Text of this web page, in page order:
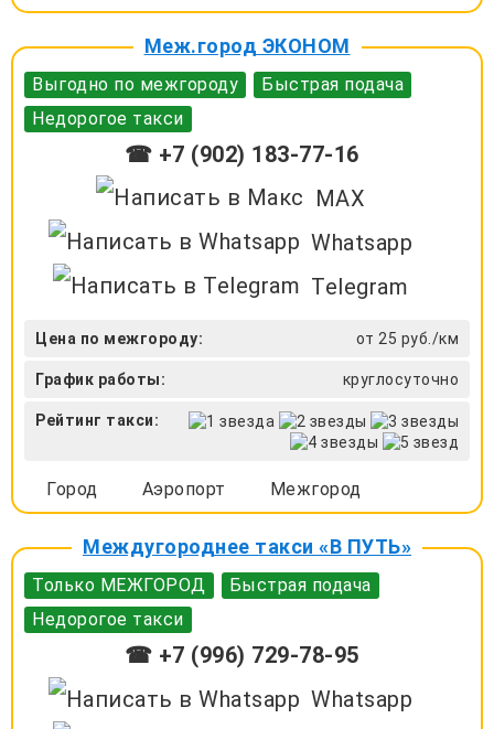
Меж.город ЭКОНОМ
Выгодно по межгороду
Быстрая подача
Недорогое такси
☎ +7 (902) 183-77-16
MAX
Whatsapp
Telegram
Цена по межгороду: от 25 руб./км
График работы: круглосуточно
Рейтинг такси:
Город Аэропорт Межгород
Междугороднее такси «В ПУТЬ»
Только МЕЖГОРОД
Быстрая подача
Недорогое такси
☎ +7 (996) 729-78-95
Whatsapp